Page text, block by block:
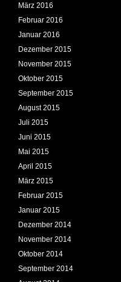
März 2016
Februar 2016
Januar 2016
Dezember 2015
November 2015
Oktober 2015
September 2015
August 2015
Juli 2015
Juni 2015
Mai 2015
April 2015
März 2015
Februar 2015
Januar 2015
Dezember 2014
November 2014
Oktober 2014
September 2014